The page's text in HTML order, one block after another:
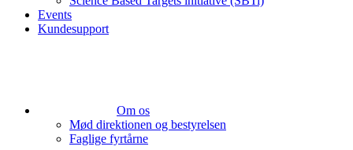
Events
Kundesupport
Om os
Mød direktionen og bestyrelsen
Faglige fyrtårne